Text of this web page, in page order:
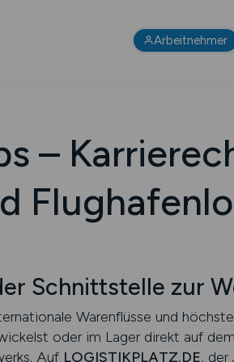
Arbeitnehmer
–
Schnittstelle zur
Warenflüsse und
oder im Lager direkt auf
Auf LOGISTIKPLATZ.DE, der